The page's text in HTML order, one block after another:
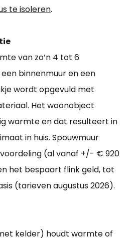
te isoleren.
van zo’n 4 tot 6
binnenmuur en een
wordt opgevuld met
Het woonobject
warmte en dat resulteert in
in huis. Spouwmuur
(al vanaf +/- € 920
het bespaart flink geld, tot
(tarieven augustus 2026).
kelder) houdt warmte of